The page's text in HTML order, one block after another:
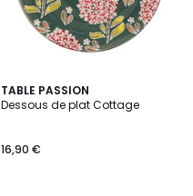
TABLE PASSION
Dessous de plat Cottage
16,90 €